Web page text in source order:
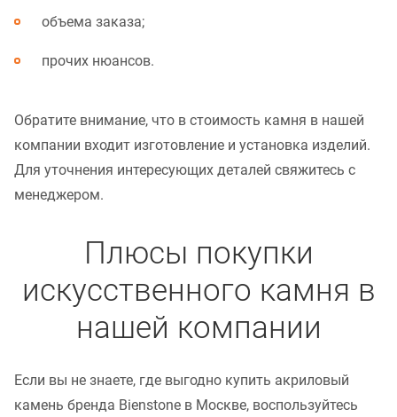
объема заказа;
прочих нюансов.
Обратите внимание, что в стоимость камня в нашей
компании входит изготовление и установка изделий.
Для уточнения интересующих деталей свяжитесь с
менеджером.
Плюсы покупки
искусственного камня в
нашей компании
Если вы не знаете, где выгодно купить акриловый
камень бренда Bienstone в Москве, воспользуйтесь